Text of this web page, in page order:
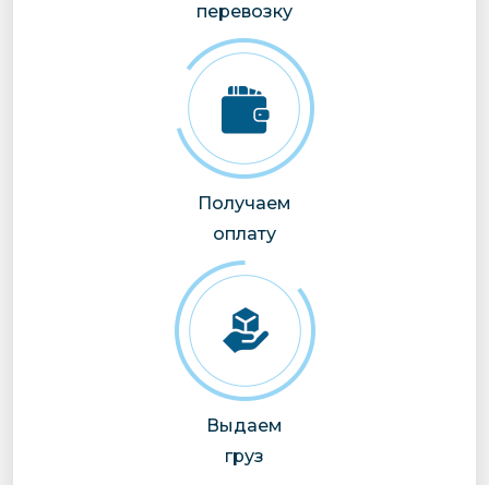
перевозку
Получаем
оплату
Выдаем
груз